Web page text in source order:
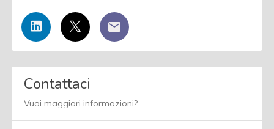
Contattaci
Vuoi maggiori informazioni?